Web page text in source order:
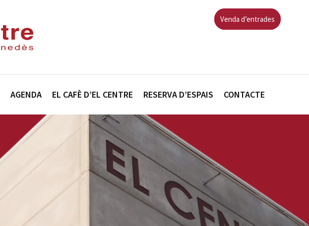
Venda d’entrades
AGENDA EL CAFÈ D’EL CENTRE RESERVA D’ESPAIS CONTACTE